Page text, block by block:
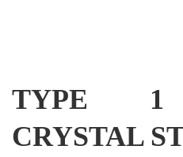
TYPE 1
CRYSTAL